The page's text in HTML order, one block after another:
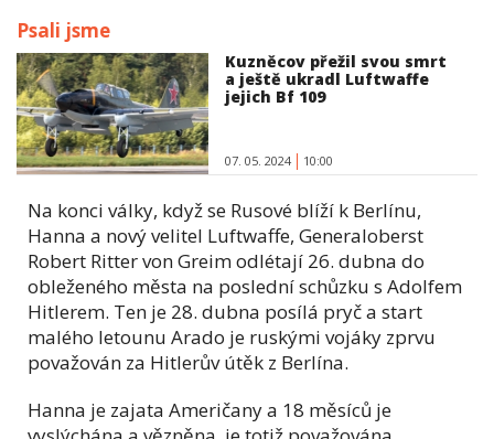
Psali jsme
Kuzněcov přežil svou smrt
a ještě ukradl Luftwaffe
jejich Bf 109
07. 05. 2024 10:00
Na konci války, když se Rusové blíží k Berlínu,
Hanna a nový velitel Luftwaffe, Generaloberst
Robert Ritter von Greim odlétají 26. dubna do
obleženého města na poslední schůzku s Adolfem
Hitlerem. Ten je 28. dubna posílá pryč a start
malého letounu Arado je ruskými vojáky zprvu
považován za Hitlerův útěk z Berlína.
Hanna je zajata Američany a 18 měsíců je